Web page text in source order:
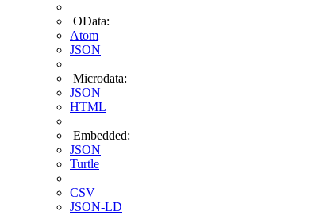
OData:
Atom
JSON
Microdata:
JSON
HTML
Embedded:
JSON
Turtle
CSV
JSON-LD